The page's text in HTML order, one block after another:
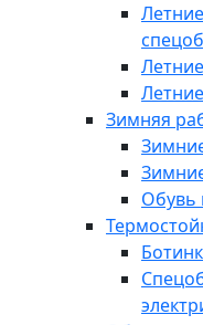
Зимняя
Обувь